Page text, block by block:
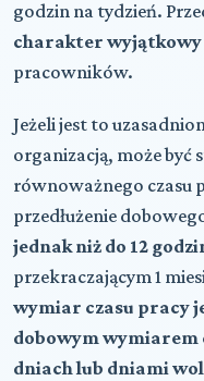
godzin na tydzień.
charakter wyjątkowy
pracowników.
Jeżeli jest to
organizacją, może być
równoważnego czasu
przedłużenie
jednak niż do 12
przekraczającym 1
wymiar czasu pracy
dobowym wymiarem
dniach lub dniami